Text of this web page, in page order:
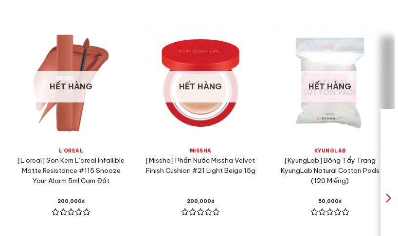
HẾT HÀNG
L'OREAL
[L’oreal] Son Kem L’oreal Infallible
Matte Resistance #115 Snooze
Your Alarm 5ml Cam Đất
200,000₫
HẾT HÀNG
MISSHA
[Missha] Phấn Nước Missha Velvet
Finish Cushion #21 Light Beige 15g
200,000₫
HẾT HÀNG
KYUNGLAB
[KyungLab] Bông Tẩy Trang
KyungLab Natural Cotton Pads
(120 Miếng)
50,000₫